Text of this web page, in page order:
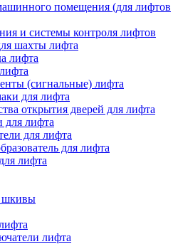
помещения (для лифтов
и системы контроля лифтов
шахты лифта
лифта
(сигнальные) лифта
для лифта
открытия дверей для лифта
для лифта
для лифта
для лифта
лифта
шкивы
лифта